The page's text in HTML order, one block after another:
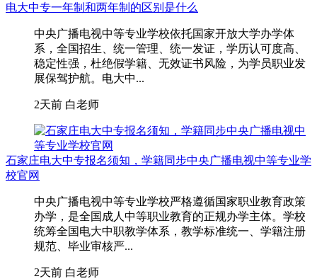
电大中专一年制和两年制的区别是什么
中央广播电视中等专业学校依托国家开放大学办学体
系，全国招生、统一管理、统一发证，学历认可度高、
稳定性强，杜绝假学籍、无效证书风险，为学员职业发
展保驾护航。电大中...
2天前 白老师
石家庄电大中专报名须知，学籍同步中央广播电视中等专业学
校官网
中央广播电视中等专业学校严格遵循国家职业教育政策
办学，是全国成人中等职业教育的正规办学主体。学校
统筹全国电大中职教学体系，教学标准统一、学籍注册
规范、毕业审核严...
2天前 白老师